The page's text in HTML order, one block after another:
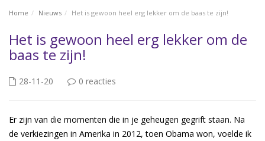
Home Nieuws Het is gewoon heel erg lekker om de baas te zijn!
Het is gewoon heel erg lekker om de
baas te zijn!
28-11-20 0 reacties
Er zijn van die momenten die in je geheugen gegrift staan. Na
de verkiezingen in Amerika in 2012, toen Obama won, voelde ik